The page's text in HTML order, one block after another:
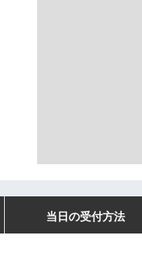
当日の受付方法